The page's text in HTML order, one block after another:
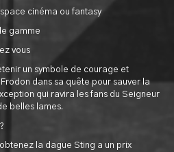
cinéma ou fantasy
gamme
vous
un symbole de courage et
dans sa quête pour sauver la
qui ravira les fans du Seigneur
belles lames.
la dague Sting a un prix